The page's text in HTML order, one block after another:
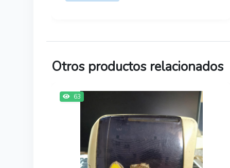
Otros productos relacionados
63